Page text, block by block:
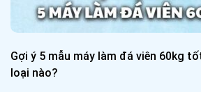
Gợi ý 5 mẫu máy làm đá viên 60kg
loại nào?